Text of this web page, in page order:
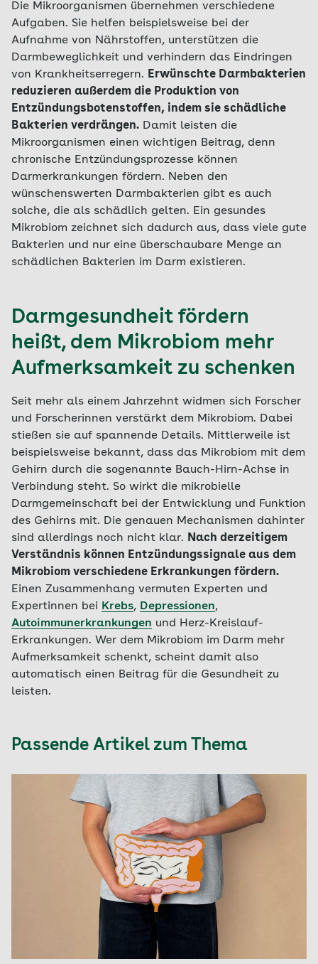
Die Mikroorganismen übernehmen verschiedene
Aufgaben. Sie helfen beispielsweise bei der
Aufnahme von Nährstoffen, unterstützen die
Darmbeweglichkeit und verhindern das Eindringen
von Krankheitserregern. Erwünschte Darmbakterien
reduzieren außerdem die Produktion von
Entzündungsbotenstoffen, indem sie schädliche
Bakterien verdrängen. Damit leisten die
Mikroorganismen einen wichtigen Beitrag, denn
chronische Entzündungsprozesse können
Darmerkrankungen fördern. Neben den
wünschenswerten Darmbakterien gibt es auch
solche, die als schädlich gelten. Ein gesundes
Mikrobiom zeichnet sich dadurch aus, dass viele gute
Bakterien und nur eine überschaubare Menge an
schädlichen Bakterien im Darm existieren.
Darmgesundheit fördern
heißt, dem Mikrobiom mehr
Aufmerksamkeit zu schenken
Seit mehr als einem Jahrzehnt widmen sich Forscher
und Forscherinnen verstärkt dem Mikrobiom. Dabei
stießen sie auf spannende Details. Mittlerweile ist
beispielsweise bekannt, dass das Mikrobiom mit dem
Gehirn durch die sogenannte Bauch-Hirn-Achse in
Verbindung steht. So wirkt die mikrobielle
Darmgemeinschaft bei der Entwicklung und Funktion
des Gehirns mit. Die genauen Mechanismen dahinter
sind allerdings noch nicht klar. Nach derzeitigem
Verständnis können Entzündungssignale aus dem
Mikrobiom verschiedene Erkrankungen fördern.
Einen Zusammenhang vermuten Experten und
Expertinnen bei Krebs, Depressionen,
Autoimmunerkrankungen und Herz-Kreislauf-
Erkrankungen. Wer dem Mikrobiom im Darm mehr
Aufmerksamkeit schenkt, scheint damit also
automatisch einen Beitrag für die Gesundheit zu
leisten.
Passende Artikel zum Thema